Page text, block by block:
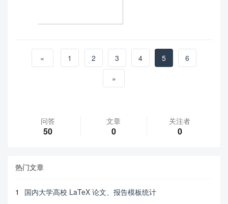
« 1 2 3 4 5
6
»
问答
50
文章
0
关注者
0
热门文章
1
国内大学高校 LaTeX 论文、报告模板统计